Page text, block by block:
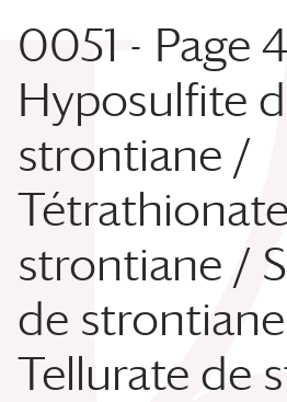
0051 - Page
Hyposulfite
strontiane /
strontiane /
de
Tellurate de